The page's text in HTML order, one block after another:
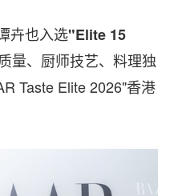
卉也入选"Elite 15
量、厨师技艺、料理独
Taste Elite 2026"香港